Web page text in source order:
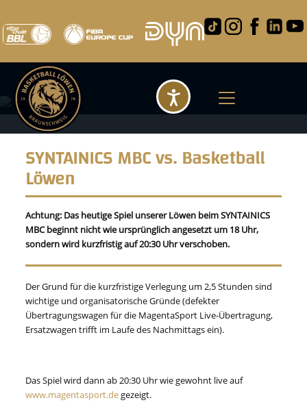
SYNTAINICS MBC vs. Basketball
Löwen
Achtung: Das heutige Spiel unserer Löwen beim SYNTAINICS
MBC beginnt nicht wie ursprünglich angesetzt um 18 Uhr,
sondern wird kurzfristig auf 20:30 Uhr verschoben.
Der Grund für die kurzfristige Verlegung um 2,5 Stunden sind
wichtige und organisatorische Gründe (defekter
Übertragungswagen für die MagentaSport Live-Übertragung,
Ersatzwagen trifft im Laufe des Nachmittags ein).
Das Spiel wird dann ab 20:30 Uhr wie gewohnt live auf
www.magentasport.degezeigt.